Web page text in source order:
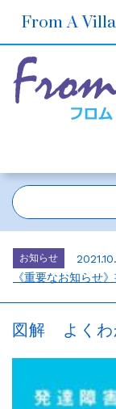
From A
ホームページをリニ
お知らせ
お知らせ
《重要なお知らせ
お知らせ
2026年6月の売上
図解 よくわ